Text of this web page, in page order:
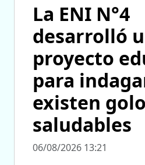
La ENI N°4
desarrolló
proyecto
para
existen
saludables
06/08/2026 13:21